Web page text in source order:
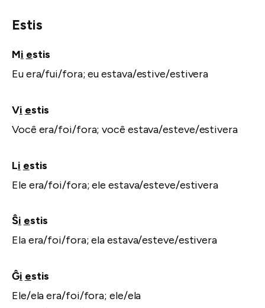
Estis
Mi estis
Eu era/fui/fora; eu estava/estive/estivera
Vi estis
Você era/foi/fora; você estava/esteve/estivera
Li estis
Ele era/foi/fora; ele estava/esteve/estivera
Ŝi estis
Ela era/foi/fora; ela estava/esteve/estivera
Ĝi estis
Ele/ela era/foi/fora; ele/ela